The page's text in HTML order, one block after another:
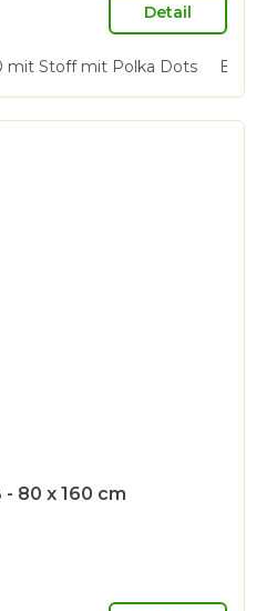
Detail
mit Stoff mit Polka Dots
80 x 160 cm